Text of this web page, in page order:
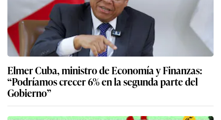
Elmer Cuba, ministro de Economía y Finanzas:
“Podríamos crecer 6% en la segunda parte del
Gobierno”